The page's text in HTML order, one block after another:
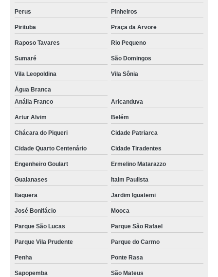
Perus Pinheiros
Pirituba Praça da Arvore
Raposo Tavares Rio Pequeno
Sumaré São Domingos
Vila Leopoldina Vila Sônia
Água Branca
Anália Franco
Aricanduva
Artur Alvim Belém
Chácara do Piqueri Cidade Patriarca
Cidade Quarto Centenário Cidade Tiradentes
Engenheiro Goulart Ermelino Matarazzo
Guaianases Itaim Paulista
Itaquera Jardim Iguatemi
José Bonifácio Mooca
Parque São Lucas Parque São Rafael
Parque Vila Prudente Parque do Carmo
Penha Ponte Rasa
Sapopemba São Mateus